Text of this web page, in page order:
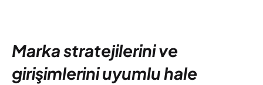
Marka stratejilerini ve
girişimlerini uyumlu hale